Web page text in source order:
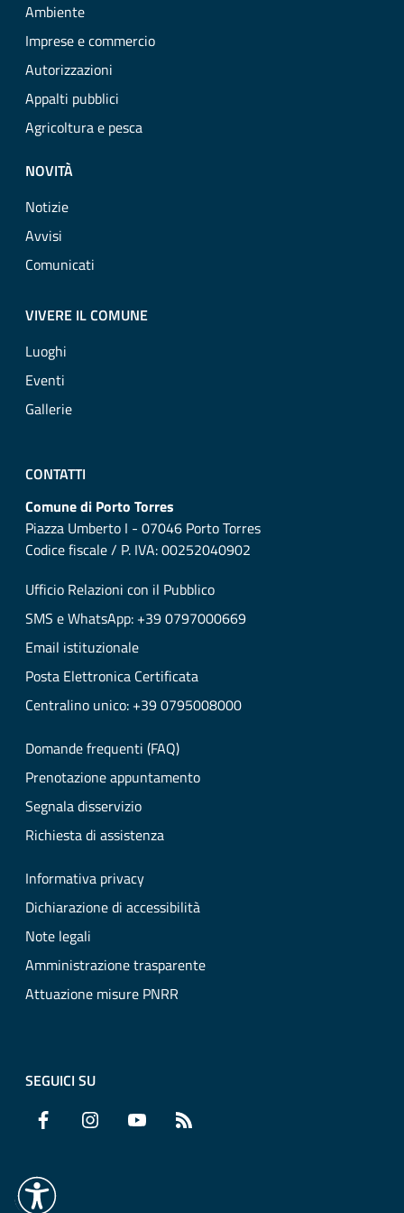
Ambiente
Imprese e commercio
Autorizzazioni
Appalti pubblici
Agricoltura e pesca
NOVITÀ
Notizie
Avvisi
Comunicati
VIVERE IL COMUNE
Luoghi
Eventi
Gallerie
CONTATTI
Comune di Porto Torres
Piazza Umberto I - 07046 Porto Torres
Codice fiscale / P. IVA: 00252040902
Ufficio Relazioni con il Pubblico
SMS e WhatsApp: +39 0797000669
Email istituzionale
Posta Elettronica Certificata
Centralino unico: +39 0795008000
Domande frequenti (FAQ)
Prenotazione appuntamento
Segnala disservizio
Richiesta di assistenza
Informativa privacy
Dichiarazione di accessibilità
Note legali
Amministrazione trasparente
Attuazione misure PNRR
SEGUICI SU
Facebook Instagram YouTube